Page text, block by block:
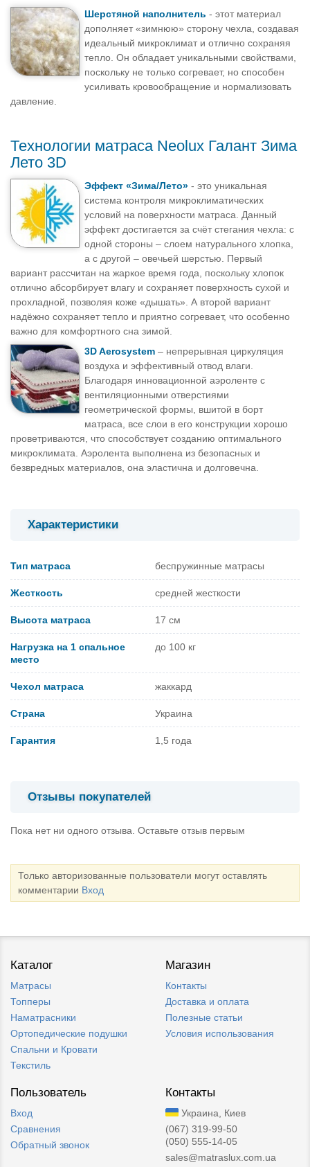
Шерстяной наполнитель - этот материал
дополняет «зимнюю» сторону чехла, создавая
идеальный микроклимат и отлично сохраняя
тепло. Он обладает уникальными свойствами,
поскольку не только согревает, но способен
усиливать кровообращение и нормализовать
давление.
Технологии матраса Neolux Галант Зима
Лето 3D
Эффект «Зима/Лето» - это уникальная
система контроля микроклиматических
условий на поверхности матраса. Данный
эффект достигается за счёт стегания чехла: с
одной стороны – слоем натурального хлопка,
а с другой – овечьей шерстью. Первый
вариант рассчитан на жаркое время года, поскольку хлопок
отлично абсорбирует влагу и сохраняет поверхность сухой и
прохладной, позволяя коже «дышать». А второй вариант
надёжно сохраняет тепло и приятно согревает, что особенно
важно для комфортного сна зимой.
3D Aerosystem – непрерывная циркуляция
воздуха и эффективный отвод влаги.
Благодаря инновационной аэроленте с
вентиляционными отверстиями
геометрической формы, вшитой в борт
матраса, все слои в его конструкции хорошо
проветриваются, что способствует созданию оптимального
микроклимата. Аэролента выполнена из безопасных и
безвредных материалов, она эластична и долговечна.
Характеристики
Тип матраса беспружинные матрасы
Жесткость средней жесткости
Высота матраса 17 см
Нагрузка на 1 спальное
место
до 100 кг
Чехол матраса жаккард
Страна Украина
Гарантия 1,5 года
Отзывы покупателей
Пока нет ни одного отзыва. Оставьте отзыв первым
Только авторизованные пользователи могут оставлять
комментарии Вход
Каталог
Матрасы
Топперы
Наматрасники
Ортопедические подушки
Спальни и Кровати
Текстиль
Магазин
Контакты
Доставка и оплата
Полезные статьи
Условия использования
Пользователь
Вход
Сравнения
Обратный звонок
Контакты
Украина, Киев
(067) 319-99-50
(050) 555-14-05
sales@matraslux.com.ua